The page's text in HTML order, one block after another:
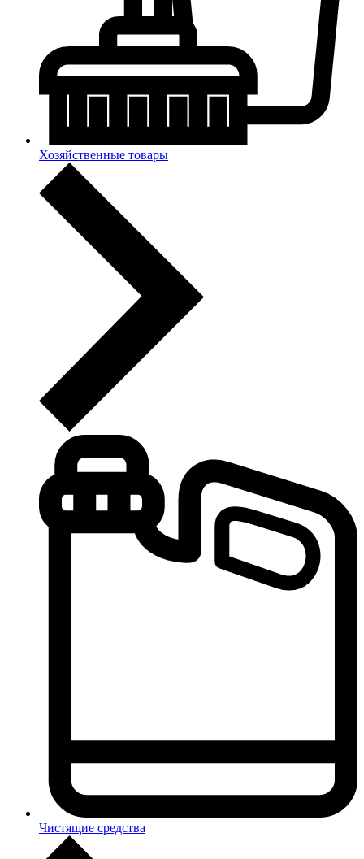
Хозяйственные товары
Чистящие средства